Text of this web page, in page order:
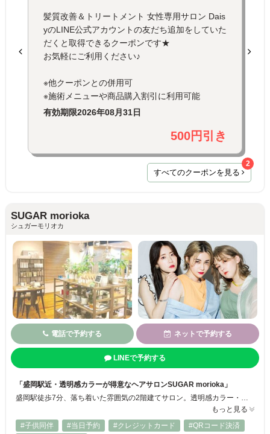
髪質改善＆トリートメント 女性専用サロン Dais
yのLINE公式アカウントの友だち追加をしていた
だくと取得できるクーポンです★
お気軽にご利用ください♪
※他クーポンとの併用可
※施術メニューや商品購入割引に利用可能
有効期限2026年08月31日
500円引き
すべてのクーポンを見る
2
SUGAR morioka
シュガーモリオカ
電話で予約する ネットで予約する
LINEで予約する
「盛岡駅近・透明感カラーが得意なヘアサロンSUGAR morioka」
盛岡駅徒歩7分、落ち着いた雰囲気の2階建てサロン。透明感カラー・髪質改善・韓国風スタイルが得意で、24歳以下はカラーやカットが割引に。学割U24クーポン・高校生40％オフの特典も。デザインカラーや縮毛矯正も対応し、日常に映えるヘア提案をします♪
もっと見る
#子供同伴
#当日予約 #クレジットカード
#QRコード決済